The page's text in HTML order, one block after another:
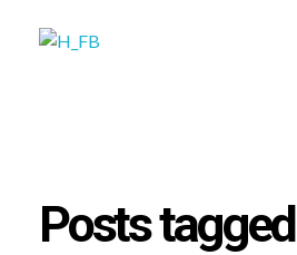
Posts